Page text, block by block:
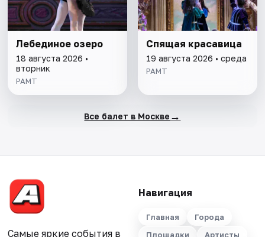
Лебединое озеро
18 августа 2026 •
вторник
РАМТ
Спящая красавица
19 августа 2026 • среда
РАМТ
Все балет в Москве →
Самые яркие события в
Навигация
Главная
Города
Площадки
Артисты